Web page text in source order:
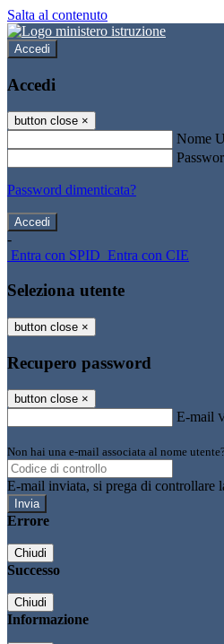
Salta al contenuto
Accedi
Accedi
button close ×
Nome
Password dimenticata?
-
Entra con SPID Entra con CIE
Seleziona utente
button close ×
Recupero password
button close ×
E-mail
Non hai una e-mail associata al nome
E-mail inviata, si prega di controllare
Errore
Chiudi
Successo
Chiudi
Informazione